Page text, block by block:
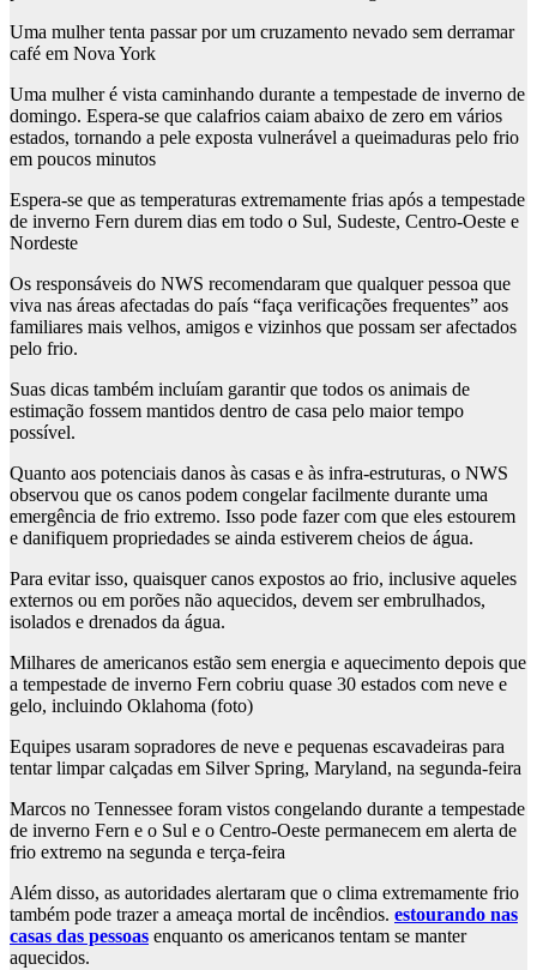
Uma mulher tenta passar por um cruzamento nevado sem derramar
café em Nova York
Uma mulher é vista caminhando durante a tempestade de inverno de
domingo. Espera-se que calafrios caiam abaixo de zero em vários
estados, tornando a pele exposta vulnerável a queimaduras pelo frio
em poucos minutos
Espera-se que as temperaturas extremamente frias após a tempestade
de inverno Fern durem dias em todo o Sul, Sudeste, Centro-Oeste e
Nordeste
Os responsáveis ​​do NWS recomendaram que qualquer pessoa que
viva nas áreas afectadas do país “faça verificações frequentes” aos
familiares mais velhos, amigos e vizinhos que possam ser afectados
pelo frio.
Suas dicas também incluíam garantir que todos os animais de
estimação fossem mantidos dentro de casa pelo maior tempo
possível.
Quanto aos potenciais danos às casas e às infra-estruturas, o NWS
observou que os canos podem congelar facilmente durante uma
emergência de frio extremo. Isso pode fazer com que eles estourem
e danifiquem propriedades se ainda estiverem cheios de água.
Para evitar isso, quaisquer canos expostos ao frio, inclusive aqueles
externos ou em porões não aquecidos, devem ser embrulhados,
isolados e drenados da água.
Milhares de americanos estão sem energia e aquecimento depois que
a tempestade de inverno Fern cobriu quase 30 estados com neve e
gelo, incluindo Oklahoma (foto)
Equipes usaram sopradores de neve e pequenas escavadeiras para
tentar limpar calçadas em Silver Spring, Maryland, na segunda-feira
Marcos no Tennessee foram vistos congelando durante a tempestade
de inverno Fern e o Sul e o Centro-Oeste permanecem em alerta de
frio extremo na segunda e terça-feira
Além disso, as autoridades alertaram que o clima extremamente frio
também pode trazer a ameaça mortal de incêndios. estourando nas
casas das pessoas enquanto os americanos tentam se manter
aquecidos.